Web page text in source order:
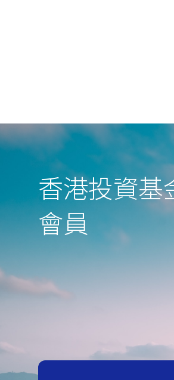
香港投資基
會⁠員